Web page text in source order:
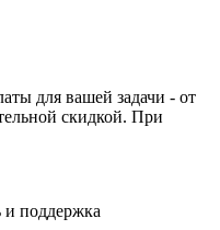
для вашей задачи - от
скидкой. При
и поддержка